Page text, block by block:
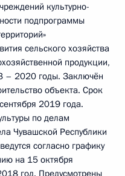
культурно-
подпрограммы
сельского хозяйства
продукции,
– 2020 годы. Заключён
объекта. Срок
2019 года.
по делам
Чувашской Республики
согласно графику
на 15 октября
год. Предусмотрены